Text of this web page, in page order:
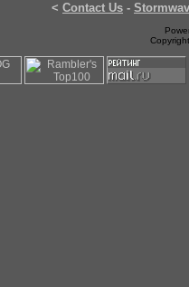
< Contact Us -